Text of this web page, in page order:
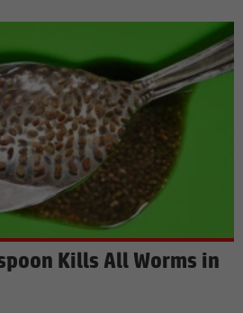
Kills All Worms in